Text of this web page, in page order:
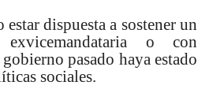
dispuesta a sostener un
o con
pasado haya estado
sociales.